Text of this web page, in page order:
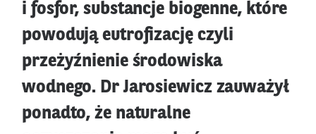
i fosfor, substancje biogenne, które
powodują eutrofizację czyli
przeżyźnienie środowiska
wodnego. Dr Jarosiewicz zauważył
ponadto, że naturalne